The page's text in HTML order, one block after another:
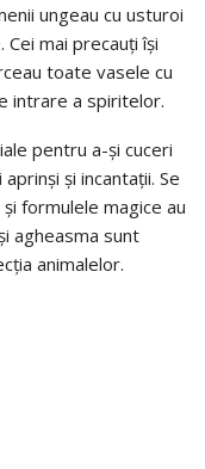
ungeau cu usturoi
mai precauți își
toate vasele cu
intrare a spiritelor.
pentru a-și cuceri
și incantații. Se
formulele magice au
agheasma sunt
animalelor.